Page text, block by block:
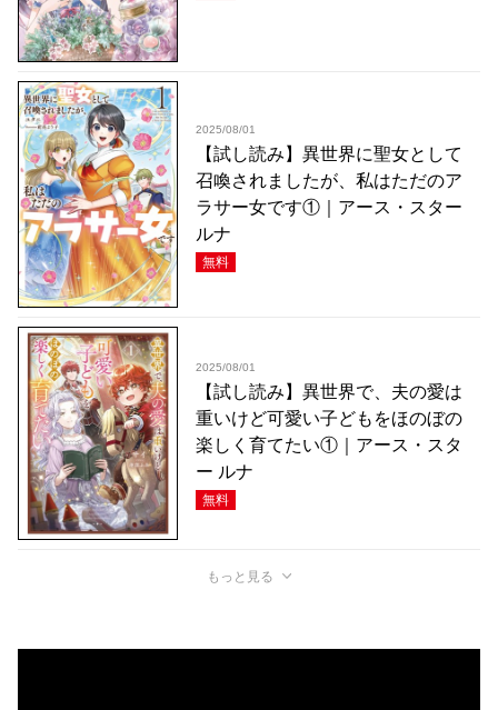
2025/08/01
【試し読み】異世界に聖女として
召喚されましたが、私はただのア
ラサー女です①｜アース・スター
ルナ
無料
2025/08/01
【試し読み】異世界で、夫の愛は
重いけど可愛い子どもをほのぼの
楽しく育てたい①｜アース・スタ
ー ルナ
無料
もっと見る